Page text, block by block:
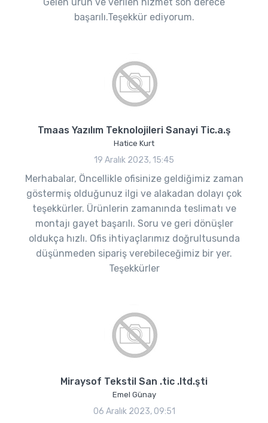
başarılı.Teşekkür ediyorum.
Tmaas Yazılım Teknolojileri Sanayi Tic.a.ş
Hatice Kurt
19 Aralık 2023, 15:45
Merhabalar, Öncellikle ofisinize geldiğimiz zaman
göstermiş olduğunuz ilgi ve alakadan dolayı çok
teşekkürler. Ürünlerin zamanında teslimatı ve
montajı gayet başarılı. Soru ve geri dönüşler
oldukça hızlı. Ofis ihtiyaçlarımız doğrultusunda
düşünmeden sipariş verebileceğimiz bir yer.
Teşekkürler
Miraysof Tekstil San .tic .ltd.şti
Emel Günay
06 Aralık 2023, 09:51